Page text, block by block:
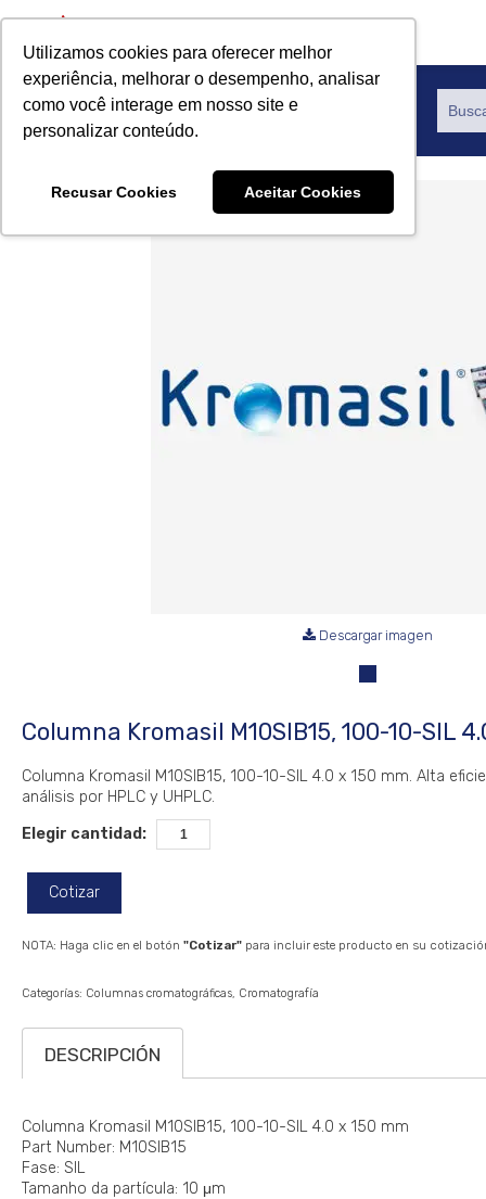
Utilizamos cookies para oferecer melhor
experiência, melhorar o desempenho, analisar
como você interage em nosso site e
personalizar conteúdo.
Recusar Cookies Aceitar Cookies
Productos
Descargar imagen
Columna Kromasil M10SIB15, 100-10-SIL
Columna Kromasil M10SIB15, 100-10-SIL 4.0 x 150 mm. Alta
análisis por HPLC y UHPLC.
Elegir cantidad:
Cotizar
NOTA: Haga clic en el botón "Cotizar" para incluir este producto en su
Categorías: Columnas cromatográficas Cromatografía
DESCRIPCIÓN
Columna Kromasil M10SIB15, 100-10-SIL 4.0 x 150 mm
Part Number: M10SIB15
Fase: SIL
Tamanho da partícula: 10 μm